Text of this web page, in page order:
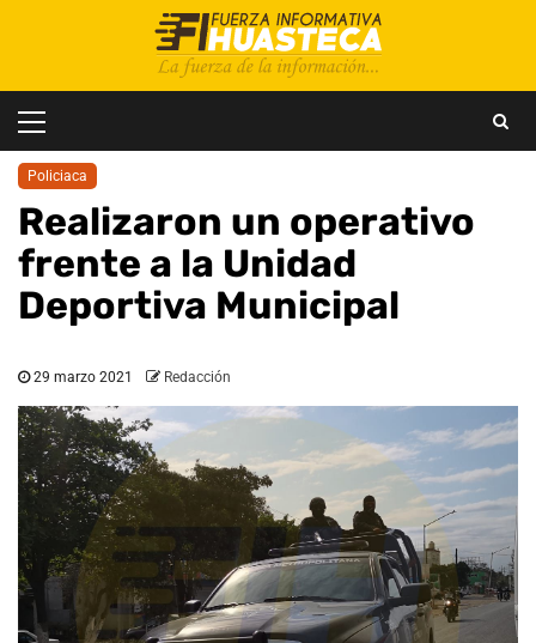
principal
Policiaca
Realizaron un operativo
frente a la Unidad
Deportiva Municipal
29 marzo 2021 Redacción